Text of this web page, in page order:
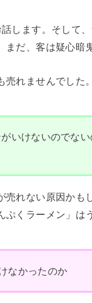
します。そして
だ、客は疑心暗
れませんでした。
いけないのでな
売れない原因か
くラーメン」は
なかったのか